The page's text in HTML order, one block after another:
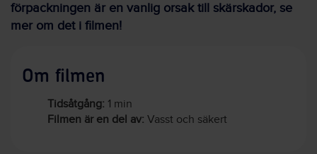
förpackningen är en vanlig orsak till skärskador, se
mer om det i filmen!
Om filmen
Tidsåtgång: 1 min
Filmen är en del av: Vasst och säkert